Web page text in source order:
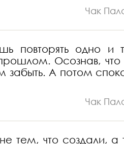
Чак
одно и
Осознав, что
забыть. А потом
Чак
тем, что создали, а